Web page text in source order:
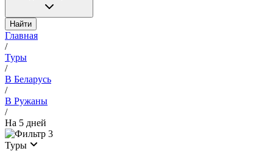
Найти
Главная
/
Туры
/
В Беларусь
/
В Ружаны
/
На 5 дней
3
Туры